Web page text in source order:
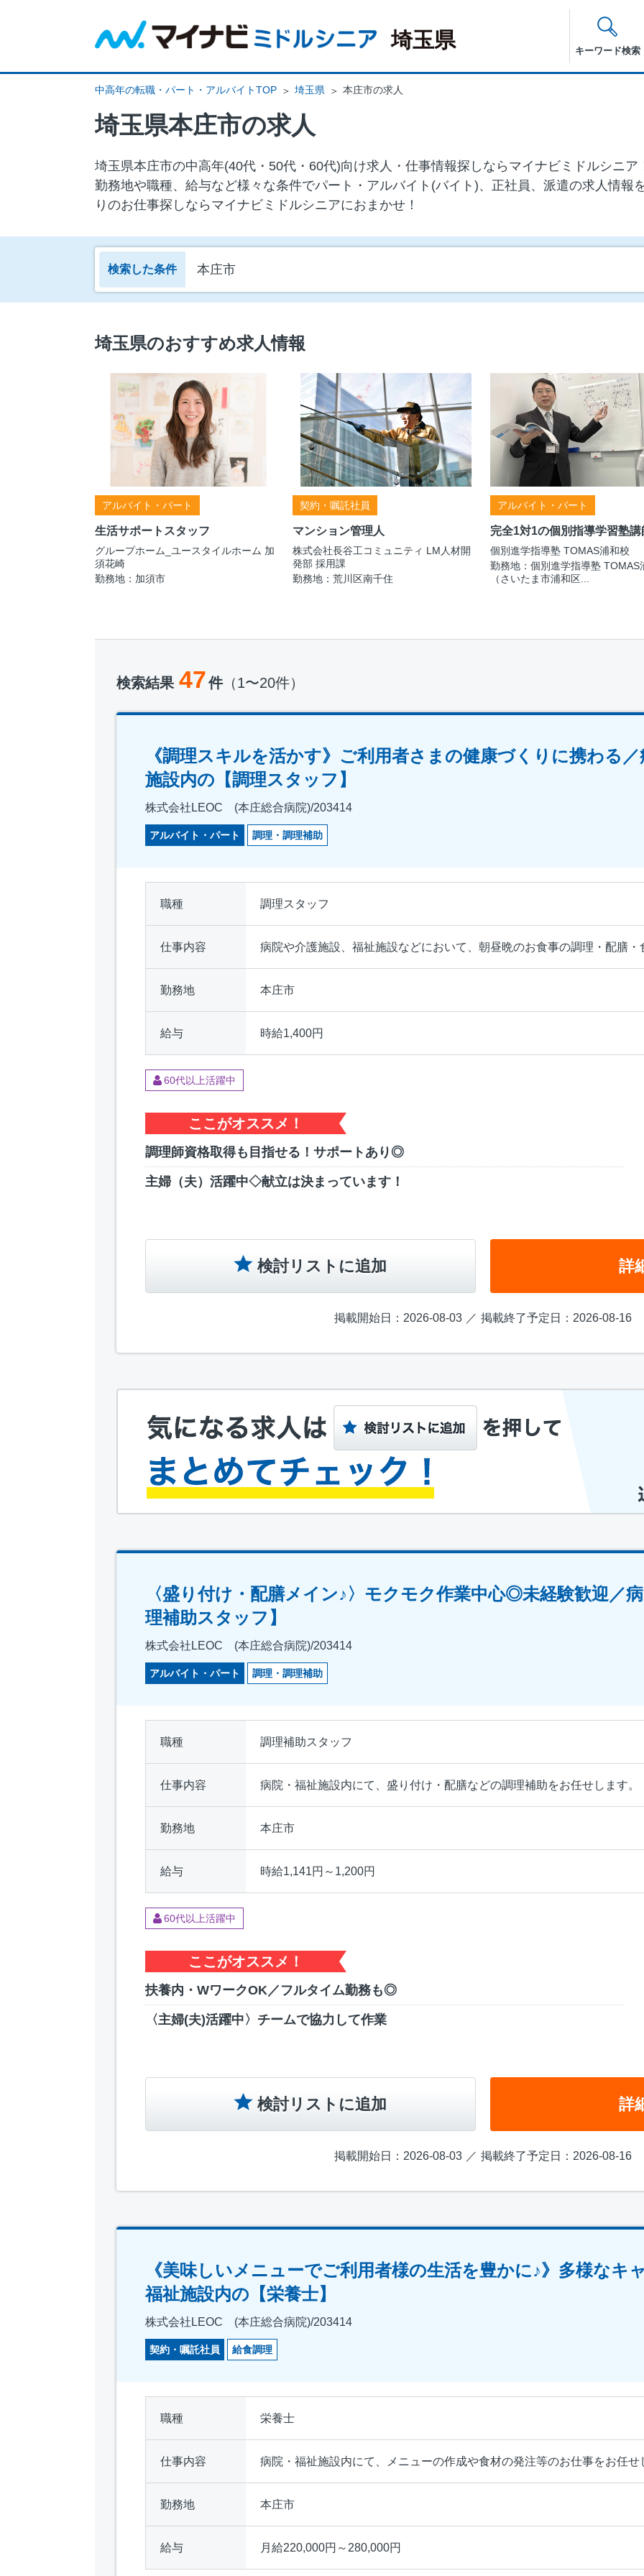
埼玉県 キーワード検索
中高年の転職・パート・アルバイトTOP 埼玉県 本庄市の求人
埼玉県本庄市の求人
埼玉県本庄市の中⾼年(40代・50代・60代)向け求⼈・仕事情報探しならマイナビミドルシニ
勤務地や職種、給与など様々な条件でパート・アルバイト(バイト)、正社員、派遣の求人情報
りのお仕事探しならマイナビミドルシニアにおまかせ！
検索した条件 本庄市
埼玉県のおすすめ求人情報
アルバイト・パート
生活サポートスタッフ
グループホーム_ユースタイルホーム 加
須花崎
勤務地：加須市
契約・嘱託社員
マンション管理人
株式会社長谷工コミュニティ LM人材開
発部 採用課
勤務地：荒川区南千住
アルバイト・パート
完全1対1の個別指導学習塾講
個別進学指導塾 TOMAS浦和校
勤務地：個別進学指導塾 TOMAS
（さいたま市浦和区...
検索結果 47件（1〜20件）
《調理スキルを活かす》ご利用者さまの健康づくりに携わる
施設内の【調理スタッフ】
株式会社LEOC (本庄総合病院)/203414
アルバイト・パート 調理・調理補助
職種 調理スタッフ
仕事内容 病院や介護施設、福祉施設などにおいて、朝昼晩のお食事の調理・配膳
勤務地 本庄市
給与 時給1,400円
60代以上活躍中
ここがオススメ！
調理師資格取得も目指せる！サポートあり◎
主婦（夫）活躍中◇献立は決まっています！
検討リストに追加 詳
掲載開始日：2026-08-03 掲載終了予定日：2026-08-16
〈盛り付け・配膳メイン♪〉モクモク作業中心◎未経験歓迎／
理補助スタッフ】
株式会社LEOC (本庄総合病院)/203414
アルバイト・パート 調理・調理補助
職種 調理補助スタッフ
仕事内容 病院・福祉施設内にて、盛り付け・配膳などの調理補助をお任せします。
勤務地 本庄市
給与 時給1,141円～1,200円
60代以上活躍中
ここがオススメ！
扶養内・WワークOK／フルタイム勤務も◎
〈主婦(夫)活躍中〉チームで協力して作業
検討リストに追加 詳
掲載開始日：2026-08-03 掲載終了予定日：2026-08-16
《美味しいメニューでご利用者様の生活を豊かに♪》多様な
福祉施設内の【栄養士】
株式会社LEOC (本庄総合病院)/203414
契約・嘱託社員 給食調理
職種 栄養士
仕事内容 病院・福祉施設内にて、メニューの作成や食材の発注等のお仕事をお任せ
勤務地 本庄市
給与 月給220,000円～280,000円